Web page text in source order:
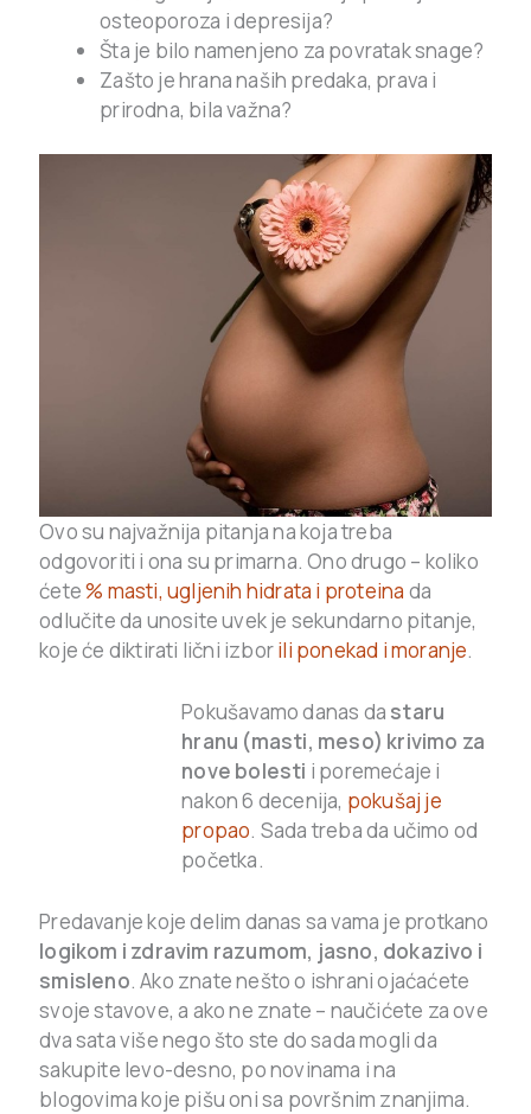
osteoporoza i depresija?
Šta je bilo namenjeno za povratak snage?
Zašto je hrana naših predaka, prava i
prirodna, bila važna?
Ovo su najvažnija pitanja na koja treba
odgovoriti i ona su primarna. Ono drugo – koliko
ćete% masti, ugljenih hidrata i proteina da
odlučite da unosite uvek je sekundarno pitanje,
koje će diktirati lični izborili ponekad i moranje.
Pokušavamo danas da staru
hranu (masti, meso) krivimo za
nove bolesti i poremećaje i
nakon 6 decenija, pokušaj je
propao. Sada treba da učimo od
početka.
Predavanje koje delim danas sa vama je protkano
logikom i zdravim razumom, jasno, dokazivo i
smisleno. Ako znate nešto o ishrani ojaćaćete
svoje stavove, a ako ne znate – naučićete za ove
dva sata više nego što ste do sada mogli da
sakupite levo-desno, po novinama i na
blogovima koje pišu oni sa površnim znanjima.